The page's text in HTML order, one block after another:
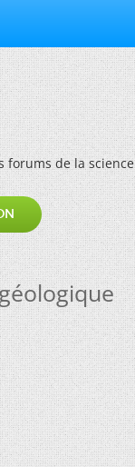
forums de la science